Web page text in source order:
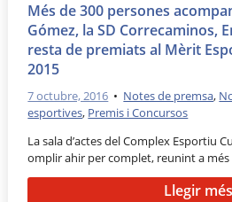
Més de 300 persones
Gómez, la SD Correcaminos,
resta de premiats al Mèrit
2015
7 octubre, 2016 • Notes de premsa,
esportives, Premis i Concursos
La sala d’actes del Complex Esportiu
omplir ahir per complet, reunint a
Llegir més